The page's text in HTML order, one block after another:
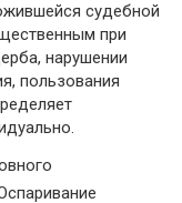
судебной
при
нарушении
пользования